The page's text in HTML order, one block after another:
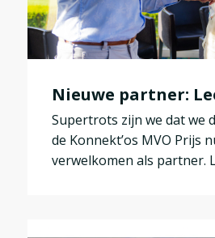
Nieuwe partner:
Supertrots zijn we dat we
de Konnekt’os MVO Prijs
verwelkomen als partner.